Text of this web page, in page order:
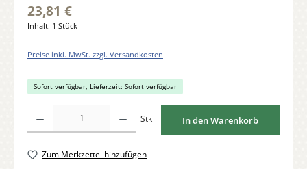
23,81 €
Inhalt: 1 Stück
Preise inkl. MwSt. zzgl. Versandkosten
Sofort verfügbar, Lieferzeit: Sofort verfügbar
Stk In den Warenkorb
Zum Merkzettel hinzufügen